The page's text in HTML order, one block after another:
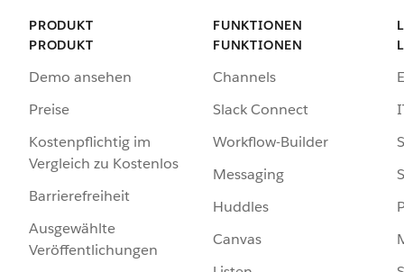
PRODUKT
PRODUKT
Demo ansehen
Preise
Kostenpflichtig im
Vergleich zu Kostenlos
Barrierefreiheit
Ausgewählte
Veröffentlichungen
FUNKTIONEN
FUNKTIONEN
Channels
Slack Connect
Workflow-Builder
Messaging
Huddles
Canvas